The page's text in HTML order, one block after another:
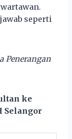
seperti
Penerangan
ke
Selangor